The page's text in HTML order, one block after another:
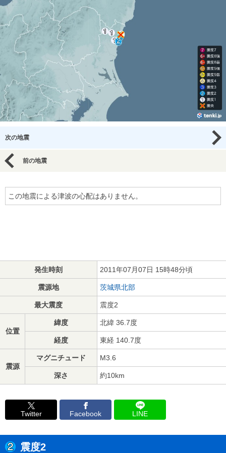
次の地震
前の地震
この地震による津波の心配はありません。
発生時刻 2011年07月07日 15時48分頃
震源地 茨城県北部
最大震度 震度2
位置
緯度 北緯 36.7度
経度 東経 140.7度
震源
マグニチュード M3.6
深さ 約10km
Twitter Facebook LINE
震度2